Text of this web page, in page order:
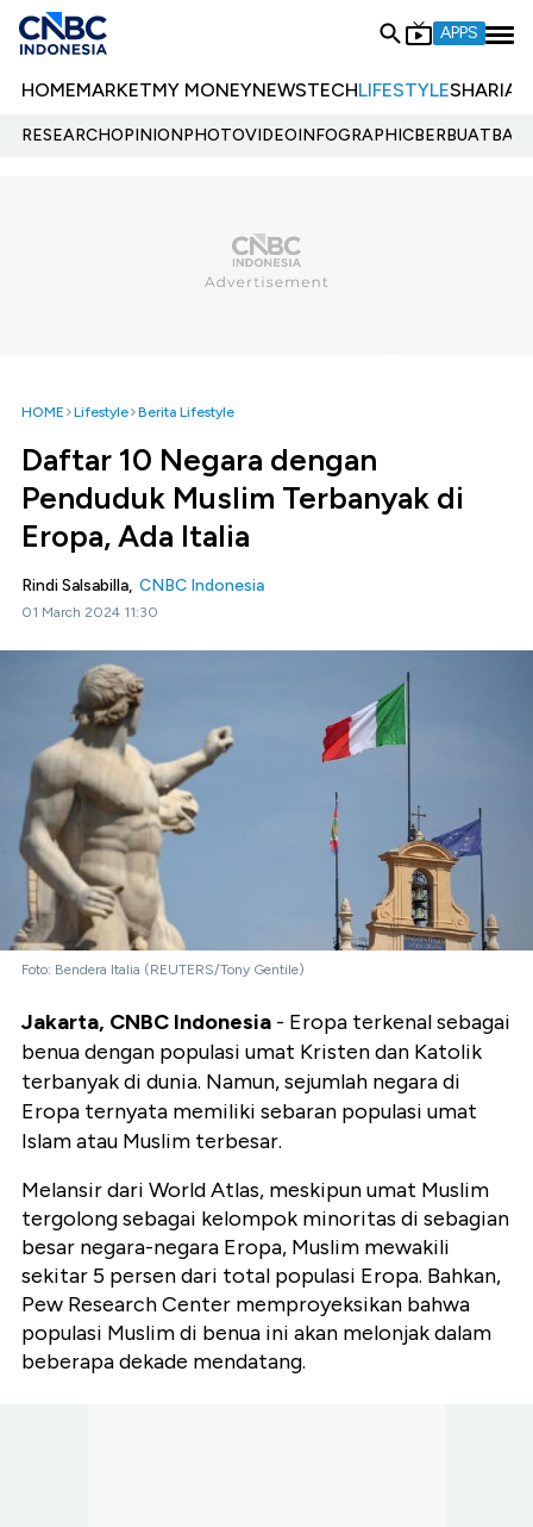
APPS
HOMEMARKETMY MONEYNEWSTECHLIFESTYLESHARIA
RESEARCHOPINIONPHOTOVIDEOINFOGRAPHIC
HOME Lifestyle Berita Lifestyle
Daftar 10 Negara dengan
Penduduk Muslim Terbanyak di
Eropa, Ada Italia
Rindi Salsabilla, CNBC Indonesia
01 March 2024 11:30
Foto: Bendera Italia (REUTERS/Tony Gentile)
Jakarta, CNBC Indonesia - Eropa terkenal sebagai
benua dengan populasi umat Kristen dan Katolik
terbanyak di dunia. Namun, sejumlah negara di
Eropa ternyata memiliki sebaran populasi umat
Islam atau Muslim terbesar.
Melansir dari World Atlas, meskipun umat Muslim
tergolong sebagai kelompok minoritas di sebagian
besar negara-negara Eropa, Muslim mewakili
sekitar 5 persen dari total populasi Eropa. Bahkan,
Pew Research Center memproyeksikan bahwa
populasi Muslim di benua ini akan melonjak dalam
beberapa dekade mendatang.